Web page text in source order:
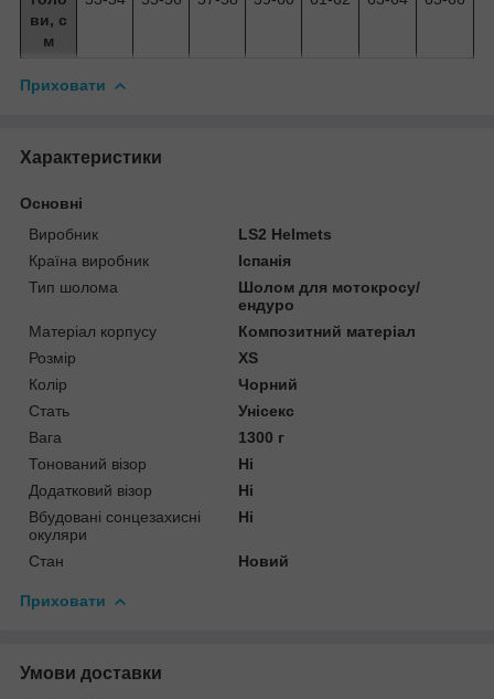
ви, с
м
Приховати
Характеристики
Основні
Виробник
LS2 Helmets
Країна виробник
Іспанія
Тип шолома
Шолом для мотокросу/
ендуро
Матеріал корпусу
Композитний матеріал
Розмір
XS
Колір
Чорний
Стать
Унісекс
Вага
1300 г
Тонований візор
Ні
Додатковий візор
Ні
Вбудовані сонцезахисні
окуляри
Ні
Стан Новий
Приховати
Умови доставки